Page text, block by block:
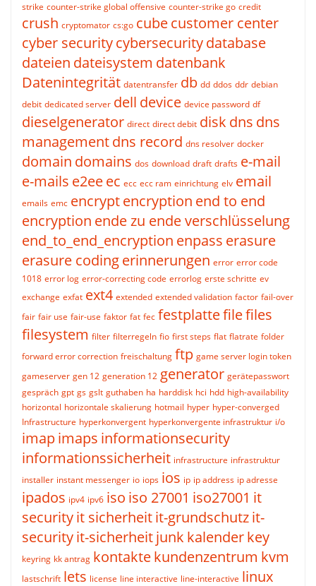
strike counter-strike global offensive counter-strike go credit
crush cryptomator cs:go cubecustomer center
cyber securitycybersecuritydatabase
dateien dateisystem datenbank
Datenintegrität datentransfer db dd ddos ddr debian
debit dedicated server dell device device password df
dieselgenerator direct direct debit disk dns dns
managementdns record dns resolver docker
domain domains dos download draft drafts e-mail
e-mails e2eeec ecc ecc ram einrichtung elv email
emails emc encryptencryption end to end
encryption ende zu ende verschlüsselung
end_to_end_encryption enpass erasure
erasure codingerinnerungen error error code
1018 error log error-correcting code errorlog erste schritte ev
exchange exfat ext4 extended extended validation factor fail-over
fair fair use fair-use faktor fat fec festplattefilefiles
filesystem filter filterregeln fio first steps flat flatrate folder
forward error correction freischaltung ftp game server login token
gameserver gen 12 generation 12 generator gerätepasswort
gespräch gpt gs gslt guthaben ha harddisk hci hdd high-availability
horizontal horizontale skalierung hotmail hyper hyper-converged
Infrastructure hyperkonvergent hyperkonvergente infrastruktur i/o
imapimaps informationsecurity
informationssicherheit infrastructure infrastruktur
installer instant messenger io iops ios ip ip address ip adresse
ipados ipv4 ipv6 iso iso 27001 iso27001 it
securityit sicherheitit-grundschutzit-
securityit-sicherheitjunk kalenderkey
keyring kk antrag kontaktekundenzentrum kvm
lastschrift lets license line interactive line-interactive linux